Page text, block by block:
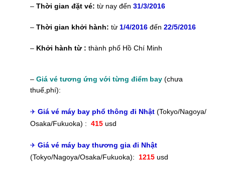
– Thời gian đặt vé: từ nay đến 31/3/2016
– Thời gian khởi hành: từ 1/4/2016 đến 22/5/2016
– Khởi hành từ : thành phố Hồ Chí Minh
– Giá vé tương ứng với từng điểm bay (chưa
thuế,phí):
✈ Giá vé máy bay phổ thông đi Nhật (Tokyo/Nagoya/
Osaka/Fukuoka) : 415 usd
✈ Giá vé máy bay thương gia đi Nhật
(Tokyo/Nagoya/Osaka/Fukuoka):
1215 usd